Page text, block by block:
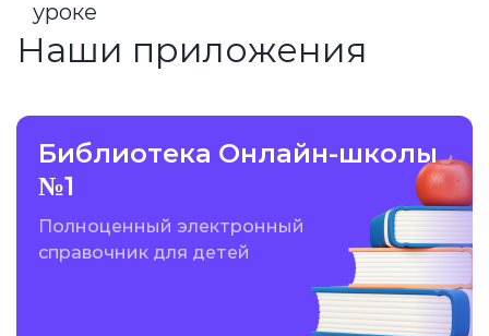
уроке
Наши приложения
Библиотека Онлайн-школы
№1
Полноценный электронный
справочник для детей